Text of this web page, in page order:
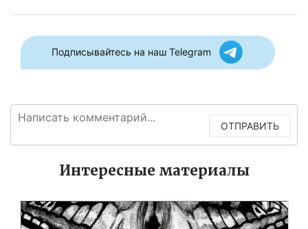
Подписывайтесь на наш Telegram
ОТПРАВИТЬ
Интересные материалы